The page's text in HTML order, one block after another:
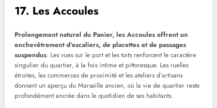
17. Les Accoules
Prolongement naturel du Panier, les Accoules offrent un
enchevêtrement d’escaliers, de placettes et de passages
suspendus. Les vues sur le port et les toits renforcent le caractère
singulier du quartier, à la fois intime et pittoresque. Les ruelles
étroites, les commerces de proximité et les ateliers d’artisans
donnent un aperçu du Marseille ancien, où la vie de quartier reste
profondément ancrée dans le quotidien de ses habitants.